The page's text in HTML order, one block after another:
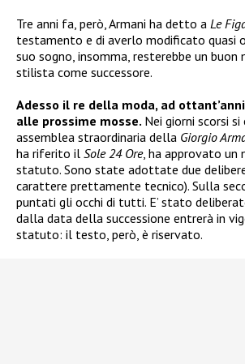
Tre anni fa, però, Armani ha detto a Le
testamento e di averlo modificato quasi
suo sogno, insomma, resterebbe un buon
stilista come successore.
Adesso il re della moda, ad
alle prossime mosse. Nei giorni scorsi si
assemblea straordinaria della Giorgio
ha riferito il Sole 24 Ore, ha approvato un
statuto. Sono state adottate due
carattere prettamente tecnico). Sulla
puntati gli occhi di tutti. E’ stato
dalla data della successione entrerà in
statuto: il testo, però, è riservato.